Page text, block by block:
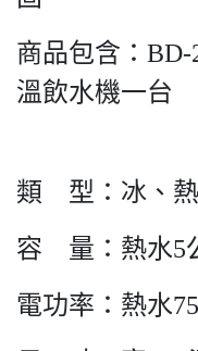
商品包含：
溫飲水機一台
類 型：冰、
容 量：熱水5
電功率：熱水